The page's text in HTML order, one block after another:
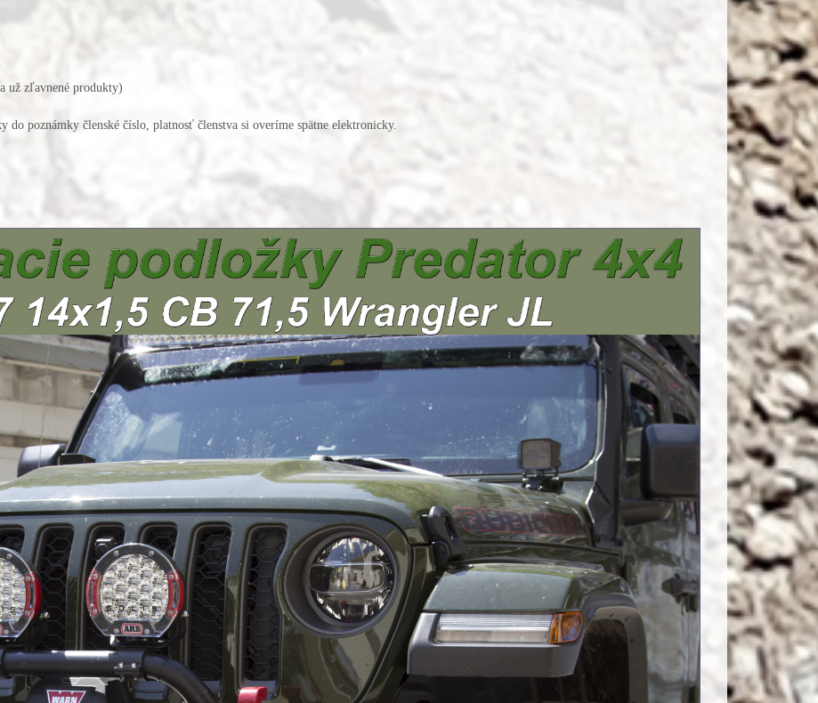
už zľavnené produkty)
poznámky členské číslo, platnosť členstva si overíme spätne elektronicky.